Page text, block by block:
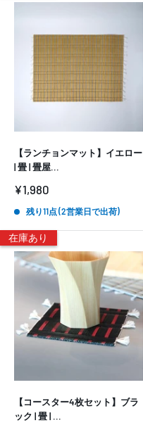
【ランチョンマット】イエロー
| 畳 | 畳屋...
販
価
¥1,980
残り11点 (2営業日で出荷)
在庫あり
【コースター4枚セット】ブラ
ック | 畳 | ...